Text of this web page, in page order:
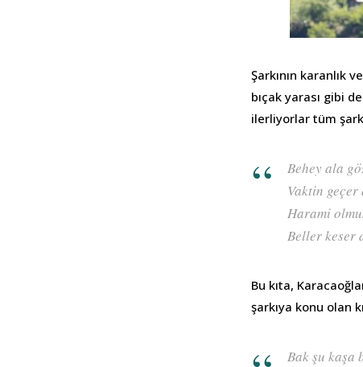
Şarkının karanlık
bıçak yarası gibi
ilerliyorlar tüm
Behey ala
Vaktin geçer
Harami
Beller keser
Bu kıta,
şarkıya konu olan
Bak şu kaşa